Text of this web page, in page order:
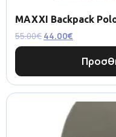
MAXXI Backpack
55.00€ 44.00€